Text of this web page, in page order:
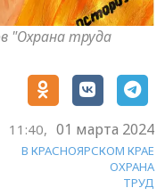
"Охрана труда
11:40, 01 марта 2024
В КРАСНОЯРСКОМ КРАЕ
ОХРАНА
ТРУД